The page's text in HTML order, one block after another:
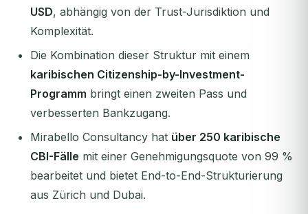
USD, abhängig von der Trust-Jurisdiktion und
Komplexität.
Die Kombination dieser Struktur mit einem
karibischen Citizenship-by-Investment-
Programm bringt einen zweiten Pass und
verbesserten Bankzugang.
Mirabello Consultancy hat über 250 karibische
CBI-Fälle mit einer Genehmigungsquote von 99 %
bearbeitet und bietet End-to-End-Strukturierung
aus Zürich und Dubai.